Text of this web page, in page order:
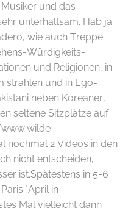
und das
unterhaltsam. Hab ja
wie auch Treppe
Würdigkeits-
und Religionen, in
strahlen und in Ego-
neben Koreaner,
seltene Sitzplätze auf
2 Videos in den
nicht entscheiden,
ist.Spätestens in 5-6
in
Mal vielleicht dann